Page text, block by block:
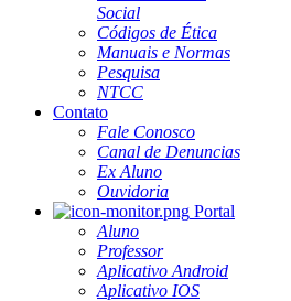
Social
Códigos de Ética
Manuais e Normas
Pesquisa
NTCC
Contato
Fale Conosco
Canal de Denuncias
Ex Aluno
Ouvidoria
Portal
Aluno
Professor
Aplicativo Android
Aplicativo IOS